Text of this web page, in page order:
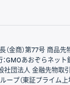
（金商）第77号 商品
：GMOあおぞらネッ
社団法人 金融先物取
プ（東証プライム上